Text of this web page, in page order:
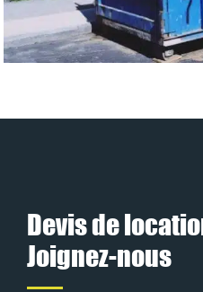
Devis de
Joignez-nous